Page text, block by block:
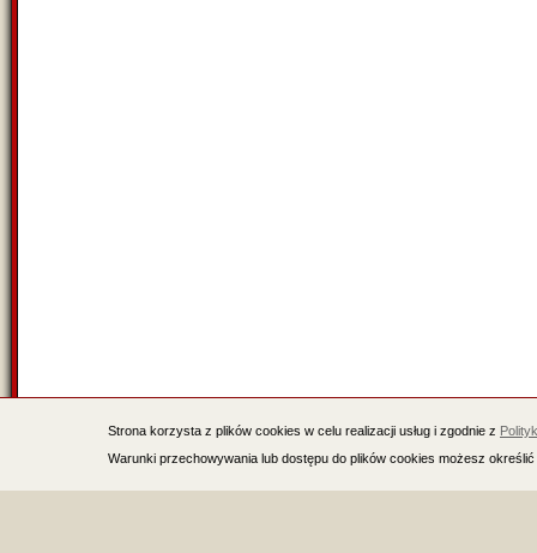
Strona korzysta z plików cookies w celu realizacji usług i zgodnie z
Warunki przechowywania lub dostępu do plików cookies możesz